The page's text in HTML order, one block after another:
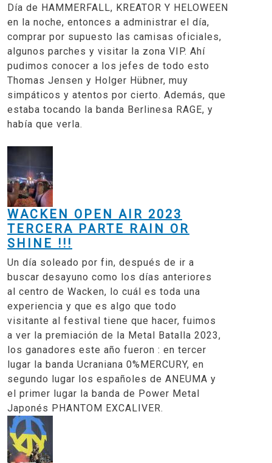
Día de HAMMERFALL, KREATOR Y HELOWEEN
en la noche, entonces a administrar el día,
comprar por supuesto las camisas oficiales,
algunos parches y visitar la zona VIP. Ahí
pudimos conocer a los jefes de todo esto
Thomas Jensen y Holger Hübner, muy
simpáticos y atentos por cierto. Además, que
estaba tocando la banda Berlinesa RAGE, y
había que verla.
WACKEN OPEN AIR 2023
TERCERA PARTE RAIN OR
SHINE !!!
Un día soleado por fin, después de ir a
buscar desayuno como los días anteriores
al centro de Wacken, lo cuál es toda una
experiencia y que es algo que todo
visitante al festival tiene que hacer, fuimos
a ver la premiación de la Metal Batalla 2023,
los ganadores este año fueron : en tercer
lugar la banda Ucraniana 0%MERCURY, en
segundo lugar los españoles de ANEUMA y
el primer lugar la banda de Power Metal
Japonés PHANTOM EXCALIVER.